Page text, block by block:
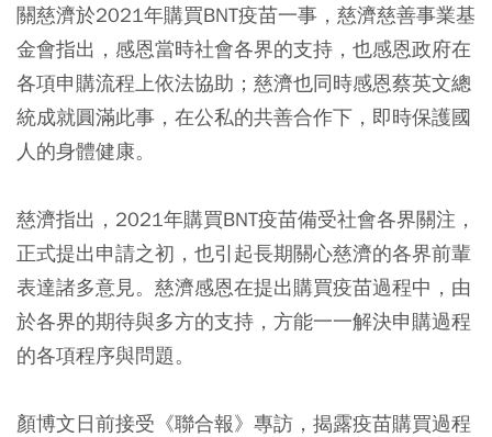
關慈濟於2021年購買BNT疫苗一事，慈濟慈善事業基
金會指出，感恩當時社會各界的支持，也感恩政府在
各項申購流程上依法協助；慈濟也同時感恩蔡英文總
統成就圓滿此事，在公私的共善合作下，即時保護國
人的身體健康。
慈濟指出，2021年購買BNT疫苗備受社會各界關注，
正式提出申請之初，也引起長期關心慈濟的各界前輩
表達諸多意見。慈濟感恩在提出購買疫苗過程中，由
於各界的期待與多方的支持，方能一一解決申購過程
的各項程序與問題。
顏博文日前接受《聯合報》專訪，揭露疫苗購買過程